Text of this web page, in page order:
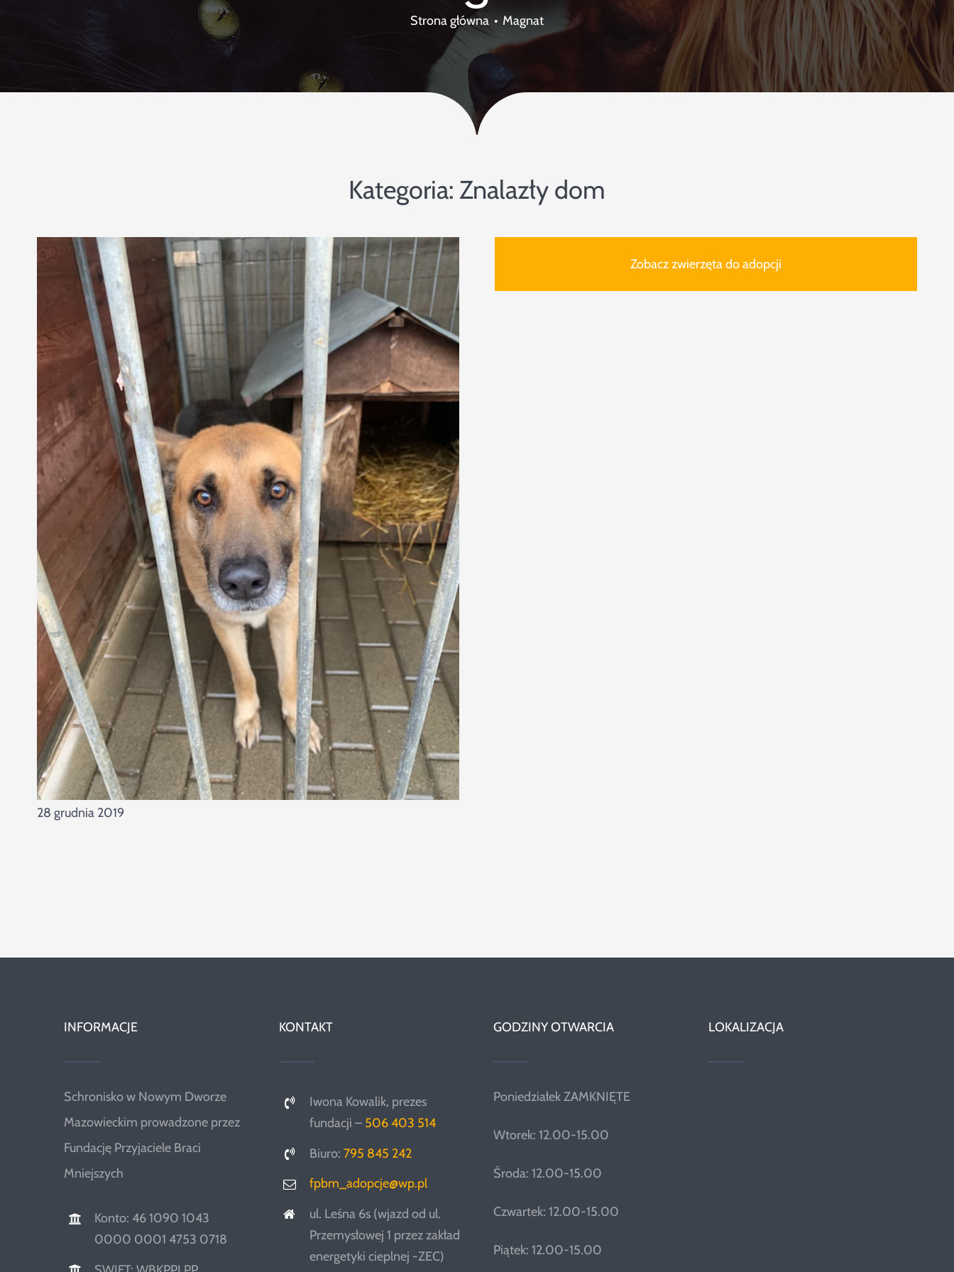
Strona główna Magnat
Kategoria: Znalazły dom
28 grudnia 2019
Zobacz zwierzęta do adopcji
INFORMACJE
Schronisko w Nowym Dworze
Mazowieckim prowadzone przez
Fundację Przyjaciele Braci
Mniejszych
Konto: 46 1090 1043
0000 0001 4753 0718
KONTAKT
Iwona Kowalik, prezes
fundacji – 506 403 514
Biuro: 795 845 242
fpbm_adopcje@wp.pl
ul. Leśna 6s (wjazd od ul.
Przemysłowej 1 przez zakład
energetyki cieplnej -ZEC)
GODZINY OTWARCIA
Poniedziałek ZAMKNIĘTE
Wtorek: 12.00-15.00
Środa: 12.00-15.00
Czwartek: 12.00-15.00
Piątek: 12.00-15.00
LOKALIZACJA